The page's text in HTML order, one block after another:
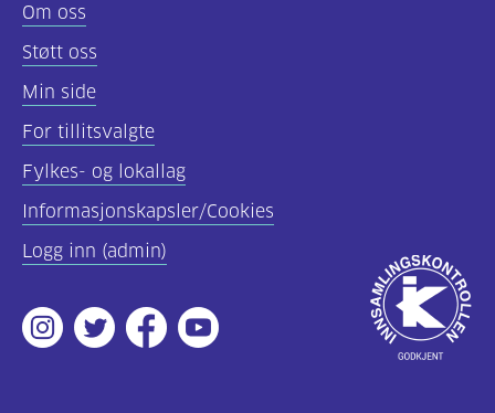
Om oss
Støtt oss
Min side
For tillitsvalgte
Fylkes- og lokallag
Informasjonskapsler/Cookies
Logg inn (admin)
Instagram
TwitterFacebookYoutube
Godkjent
av